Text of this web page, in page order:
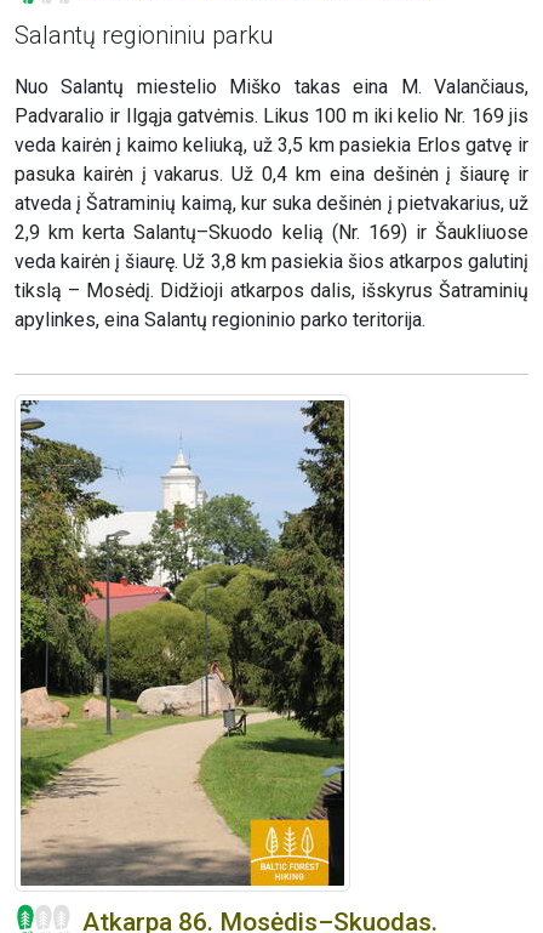
Salantų regioniniu parku
Nuo Salantų miestelio Miško takas eina M. Valančiaus,
Padvaralio ir Ilgąja gatvėmis. Likus 100 m iki kelio Nr. 169 jis
veda kairėn į kaimo keliuką, už 3,5 km pasiekia Erlos gatvę ir
pasuka kairėn į vakarus. Už 0,4 km eina dešinėn į šiaurę ir
atveda į Šatraminių kaimą, kur suka dešinėn į pietvakarius, už
2,9 km kerta Salantų–Skuodo kelią (Nr. 169) ir Šaukliuose
veda kairėn į šiaurę. Už 3,8 km pasiekia šios atkarpos galutinį
tikslą – Mosėdį. Didžioji atkarpos dalis, išskyrus Šatraminių
apylinkes, eina Salantų regioninio parko teritorija.
Atkarpa 86. Mosėdis–Skuodas.